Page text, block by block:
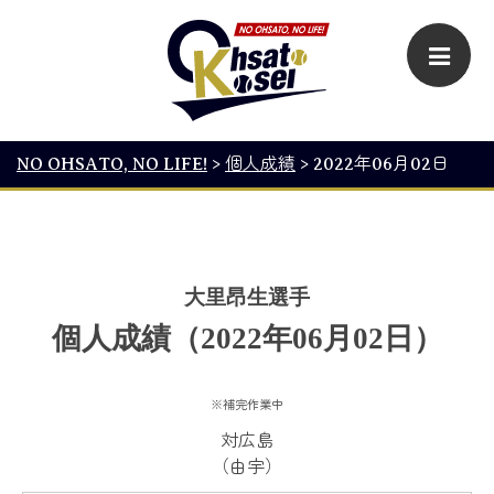
NO OHSATO, NO LIFE! > 個人成績 > 2022年06月02日
大里昂生選手
個人成績（2022年06月02日）
※補完作業中
対広島
（由宇）